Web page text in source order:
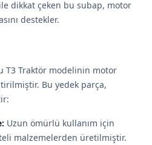
dikkat çeken bu subap, motor
destekler.
T3 Traktör modelinin motor
Bu yedek parça,
Uzun ömürlü kullanım için
malzemelerden üretilmiştir.